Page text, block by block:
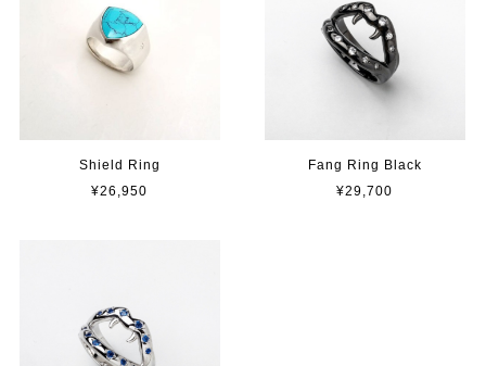
Shield Ring
¥26,950
Fang Ring Black
¥29,700